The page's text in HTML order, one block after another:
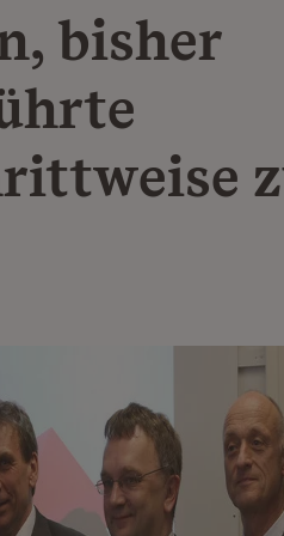
bisher